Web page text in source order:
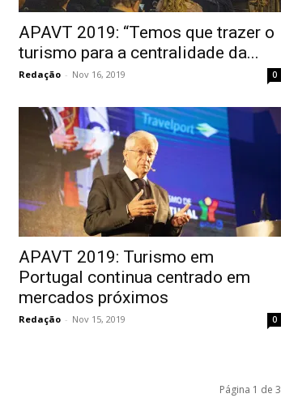
APAVT 2019: “Temos que trazer o
turismo para a centralidade da...
Redação - Nov 16, 2019 0
APAVT 2019: Turismo em
Portugal continua centrado em
mercados próximos
Redação - Nov 15, 2019 0
Página 1 de 3